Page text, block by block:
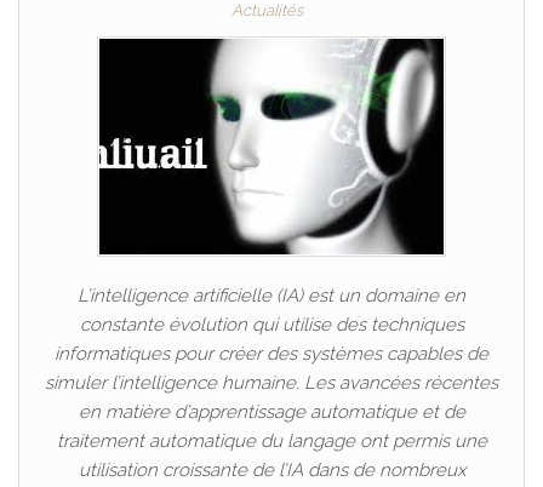
Actualités
L’intelligence artificielle (IA) est un domaine en
constante évolution qui utilise des techniques
informatiques pour créer des systèmes capables de
simuler l’intelligence humaine. Les avancées récentes
en matière d’apprentissage automatique et de
traitement automatique du langage ont permis une
utilisation croissante de l’IA dans de nombreux